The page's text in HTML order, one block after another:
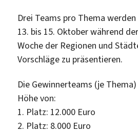
Drei Teams pro Thema
13. bis 15. Oktober während
Woche der Regionen und
Vorschläge zu präsentieren.
Die Gewinnerteams (je
Höhe von:
1. Platz: 12.000 Euro
2. Platz: 8.000 Euro